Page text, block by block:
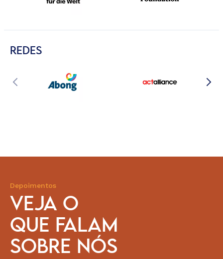
REDES
Depoimentos
VEJA O
QUE FALAM
SOBRE NÓS